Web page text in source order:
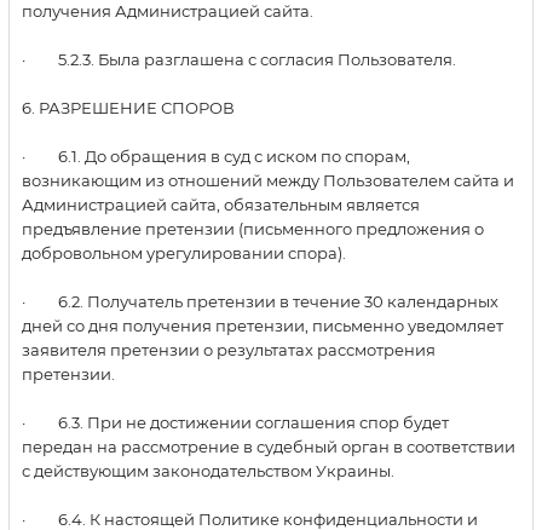
получения Администрацией сайта.
· 5.2.3. Была разглашена с согласия Пользователя.
6. РАЗРЕШЕНИЕ СПОРОВ
· 6.1. До обращения в суд с иском по спорам,
возникающим из отношений между Пользователем сайта и
Администрацией сайта, обязательным является
предъявление претензии (письменного предложения о
добровольном урегулировании спора).
· 6.2. Получатель претензии в течение 30 календарных
дней со дня получения претензии, письменно уведомляет
заявителя претензии о результатах рассмотрения
претензии.
· 6.3. При не достижении соглашения спор будет
передан на рассмотрение в судебный орган в соответствии
с действующим законодательством Украины.
· 6.4. К настоящей Политике конфиденциальности и